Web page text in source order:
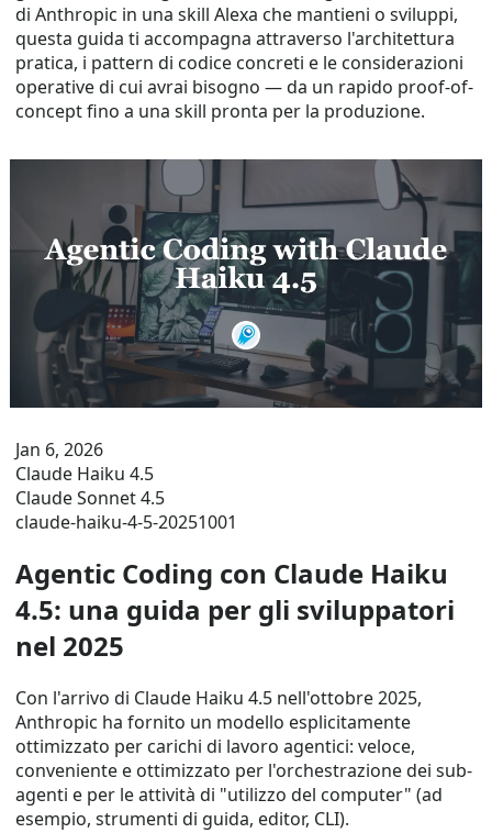
di Anthropic in una skill Alexa che mantieni o sviluppi,
questa guida ti accompagna attraverso l'architettura
pratica, i pattern di codice concreti e le considerazioni
operative di cui avrai bisogno — da un rapido proof-of-
concept fino a una skill pronta per la produzione.
Jan 6, 2026
Claude Haiku 4.5
Claude Sonnet 4.5
claude-haiku-4-5-20251001
Agentic Coding con Claude Haiku
4.5: una guida per gli sviluppatori
nel 2025
Con l'arrivo di Claude Haiku 4.5 nell'ottobre 2025,
Anthropic ha fornito un modello esplicitamente
ottimizzato per carichi di lavoro agentici: veloce,
conveniente e ottimizzato per l'orchestrazione dei sub-
agenti e per le attività di "utilizzo del computer" (ad
esempio, strumenti di guida, editor, CLI).